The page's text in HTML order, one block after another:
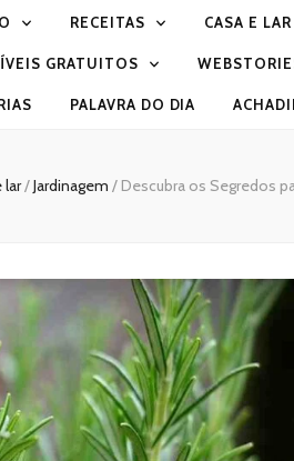
RECEITAS CASA E LAR
GRATUITOS
PALAVRA DO DIA
lar/Jardinagem / Descubra os Segredos